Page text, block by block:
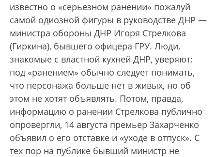
известно о «серьезном ранении» пожалуй
самой одиозной фигуры в руководстве ДНР —
министра обороны ДНР Игоря Стрелкова
(Гиркина), бывшего офицера ГРУ. Люди,
знакомые с властной кухней ДНР, уверяют:
под «ранением» обычно следует понимать,
что персонажа больше нет в живых, но об
этом не хотят объявлять. Потом, правда,
информацию о ранении Стрелкова публично
опровергли, 14 августа премьер Захарченко
объявил о его отставке и «уходе в отпуск». С
тех пор на публике бывший министр не